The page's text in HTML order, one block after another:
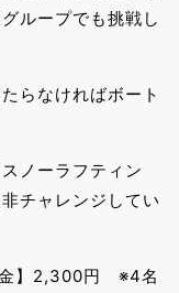
ループでも挑戦し
らなければボート
ノーラフティン
チャレンジしてい
金】2,300円 ※4名